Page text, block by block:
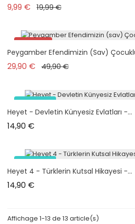
9,99 € Prix de base
19,99 €Prix
Promo !
Nouveau
Peygamber Efendimizin (sav)
29,90 € Prix de base
49,90 €Prix
Nouveau
Heyet - Devletin Künyesiz Evlatları -...
14,90 €
Nouveau
Heyet 4 - Türklerin Kutsal Hikayesi -...
14,90 €
Affichage 1-13 de 13 article(s)